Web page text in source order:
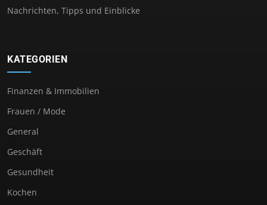
Nachrichten, Tipps und Einblicke
KATEGORIEN
Finanzen & Immobilien
Frauen / Mode
General
Geschäft
Gesundheit
Kochen